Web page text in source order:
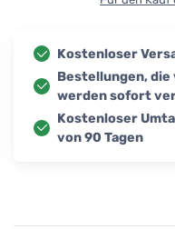
Kostenloser
Bestellungen, die
werden sofort
Kostenloser
von 90 Tagen